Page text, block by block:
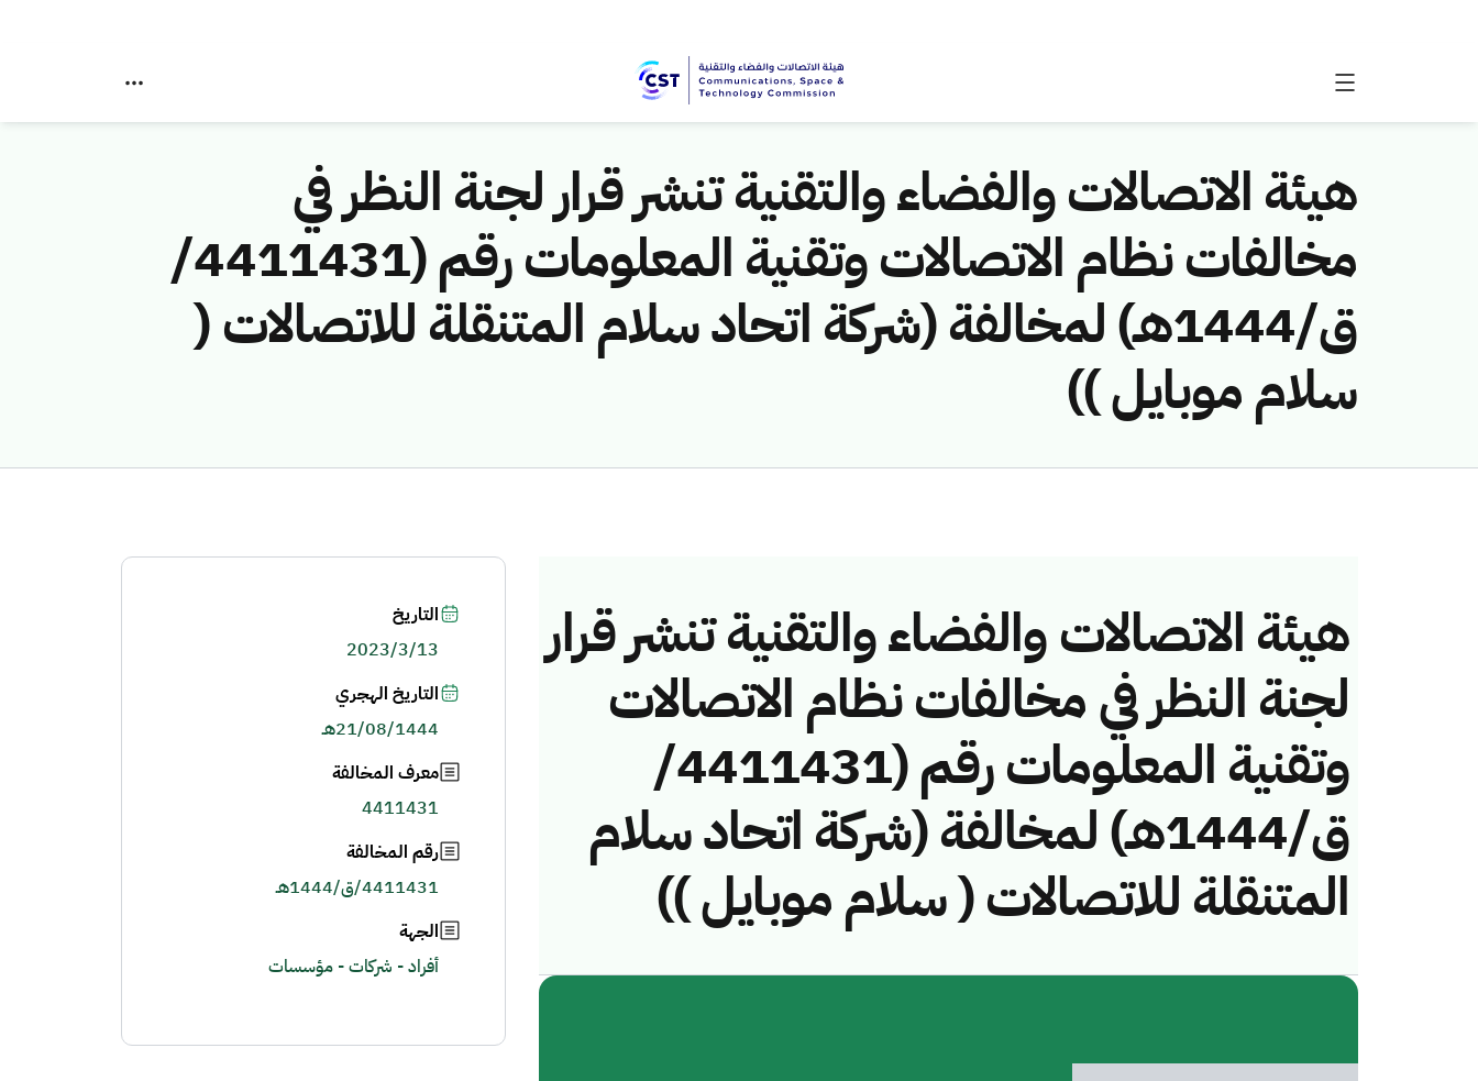
هيئة الاتصالات والفضاء والتقنية تنشر قرار لجنة النظر في
مخالفات نظام الاتصالات وتقنية المعلومات رقم (4411431/
ق/1444هـ) لمخالفة (شركة اتحاد سلام المتنقلة للاتصالات (
سلام موبايل ))
هيئة الاتصالات والفضاء والتقنية تنشر قرار
لجنة النظر في مخالفات نظام الاتصالات
وتقنية المعلومات رقم (4411431/
ق/1444هـ) لمخالفة (شركة اتحاد سلام
المتنقلة للاتصالات ( سلام موبايل ))
التاريخ
2023/3/13
التاريخ الهجري
21/08/1444هـ
معرف المخالفة
4411431
رقم المخالفة
4411431/ق/1444هـ
الجهة
أفراد - شركات - مؤسسات